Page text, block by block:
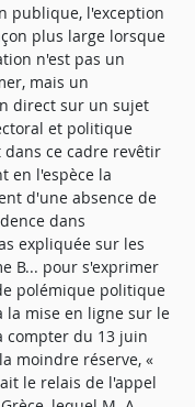
publique, l'exception
plus large lorsque
n'est pas un
mais un
direct sur un sujet
et politique
ce cadre revêtir
en l'espèce la
d'une absence de
dans
expliquée sur les
B... pour s'exprimer
polémique politique
la mise en ligne sur le
compter du 13 juin
moindre réserve, «
le relais de l'appel